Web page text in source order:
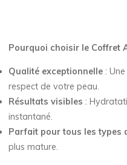
Pourquoi choisir le Coffret
Qualité exceptionnelle :
respect de votre peau.
Résultats visibles :
instantané.
Parfait pour tous les types
plus mature.